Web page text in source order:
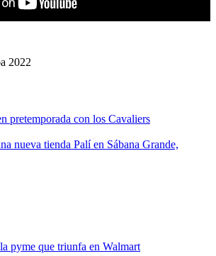
2022
de Natación 2022
2023
pretemporada con los Cavaliers
nueva tienda Palí en Sábana Grande,
pyme que triunfa en Walmart